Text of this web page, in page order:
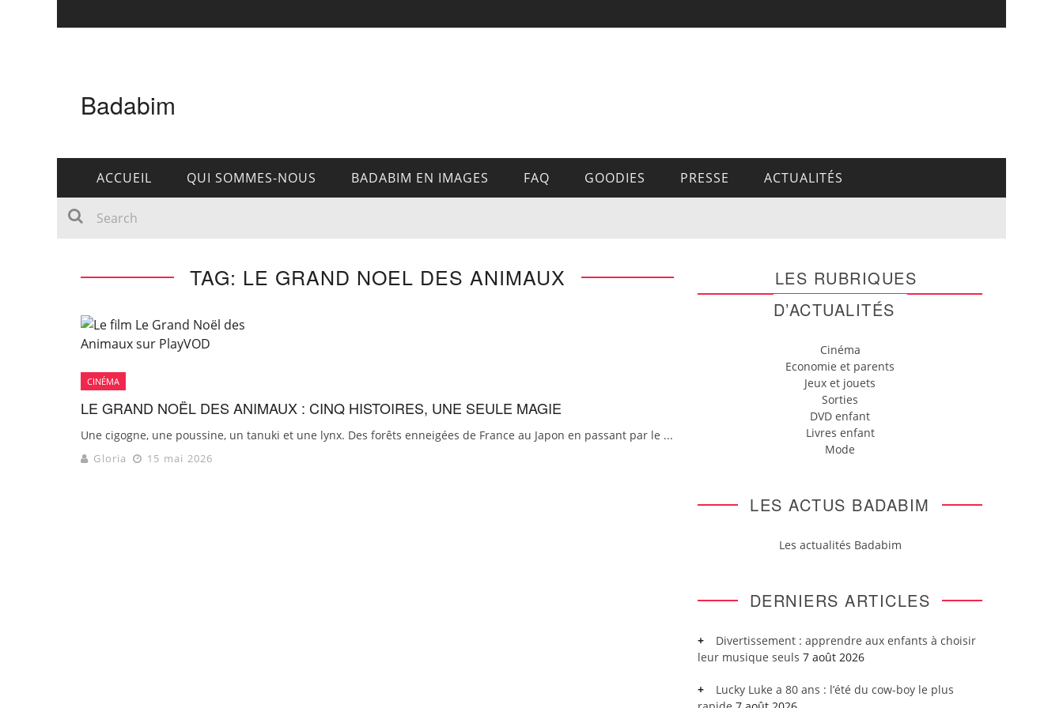
Badabim
ACCUEIL QUI SOMMES-NOUS BADABIM EN IMAGES FAQ GOODIES PRESSE ACTUALITÉS
TAG: LE GRAND NOEL DES ANIMAUX
CINÉMA
LE GRAND NOËL DES ANIMAUX : CINQ HISTOIRES, UNE SEULE MAGIE
Une cigogne, une poussine, un tanuki et une lynx. Des forêts enneigées de France au Japon en passant par le ...
Gloria 15 mai 2026
LES RUBRIQUES
D’ACTUALITÉS
Cinéma
Economie et parents
Jeux et jouets
Sorties
DVD enfant
Livres enfant
Mode
LES ACTUS BADABIM
Les actualités Badabim
DERNIERS ARTICLES
Divertissement : apprendre aux enfants à choisir
leur musique seuls 7 août 2026
Lucky Luke a 80 ans : l’été du cow-boy le plus